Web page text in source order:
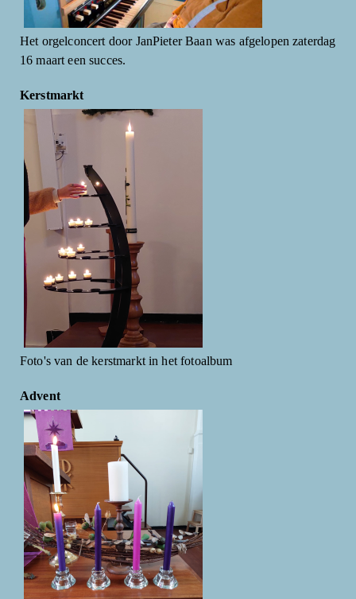
Het orgelconcert door JanPieter Baan was afgelopen zaterdag
16 maart een succes.
Kerstmarkt
Foto's van de kerstmarkt in het fotoalbum
Advent